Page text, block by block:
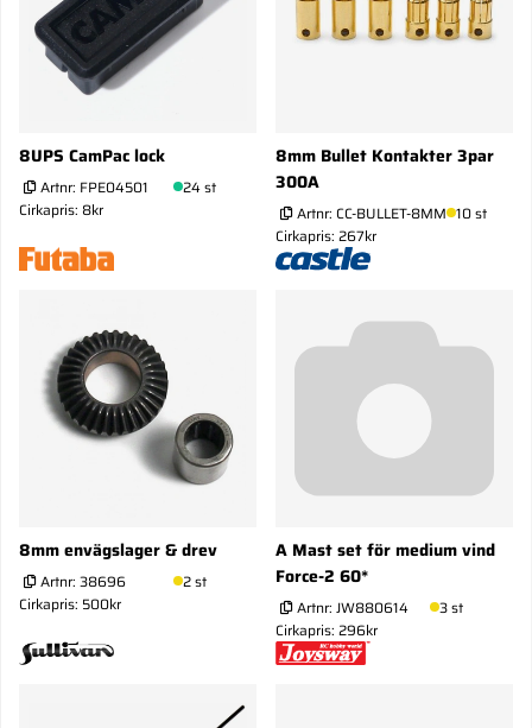
8UPS CamPac lock
Artnr: FPE04501
24 st
Cirkapris: 8kr
8mm Bullet Kontakter 3par
300A
Artnr: CC-BULLET-8MM 10 st
Cirkapris: 267kr
8mm envägslager & drev
Artnr: 38696
2 st
Cirkapris: 500kr
A Mast set för medium vind
Force-2 60*
Artnr: JW880614
3 st
Cirkapris: 296kr